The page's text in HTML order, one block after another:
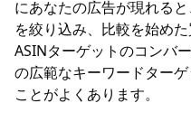
にあなたの広告が現れる
を絞り込み、比較を始め
ASINターゲットのコンバ
の広範なキーワードター
ことがよくあります。